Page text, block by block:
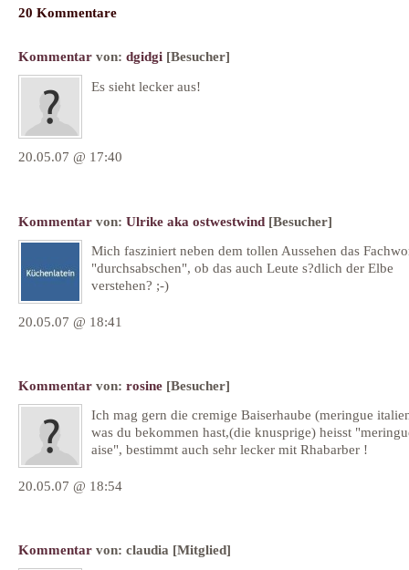
20 Kommentare
Kommentar von: dgidgi [Besucher]
Es sieht lecker aus!
20.05.07 @ 17:40
Kommentar von: Ulrike aka ostwestwind [Besucher]
Mich fasziniert neben dem tollen Aussehen das
"durchsabschen", ob das auch Leute s?dlich der Elbe
verstehen? ;-)
20.05.07 @ 18:41
Kommentar von: rosine [Besucher]
Ich mag gern die cremige Baiserhaube (meringue
was du bekommen hast,(die knusprige) heisst
aise", bestimmt auch sehr lecker mit Rhabarber !
20.05.07 @ 18:54
Kommentar von: claudia [Mitglied]